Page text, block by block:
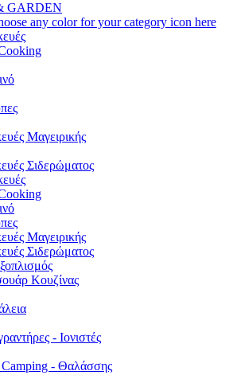
GARDEN
any color for your category icon here
Μαγειρικής
Σιδερώματος
Μαγειρικής
Σιδερώματος
Κουζίνας
- Ιονιστές
Camping - Θαλάσσης